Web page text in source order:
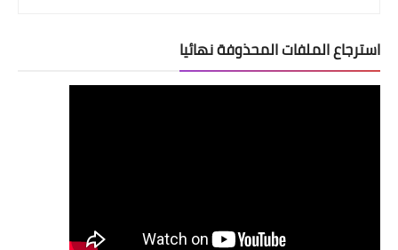
استرجاع الملفات المحذوفة نهائيا